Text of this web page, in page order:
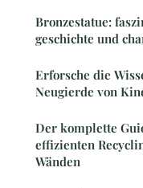
Bronzestatue:
geschichte und
Erforsche die
Neugierde von
Der komplette
effizienten
Wänden